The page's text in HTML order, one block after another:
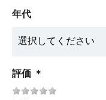
年代
評価 ＊